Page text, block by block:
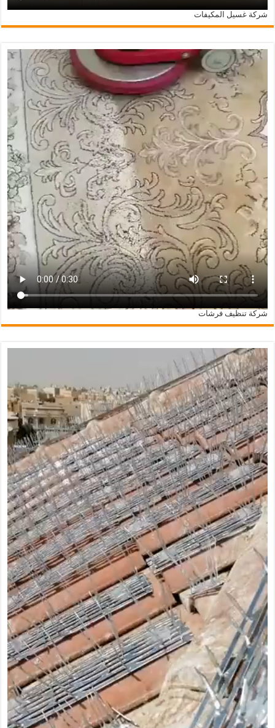
شركة غسيل المكيفات
شركة تنظيف فرشات